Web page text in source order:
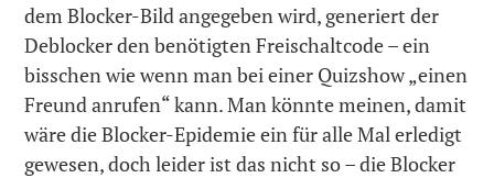
dem Blocker-Bild angegeben wird, generiert der
Deblocker den benötigten Freischaltcode – ein
bisschen wie wenn man bei einer Quizshow „einen
Freund anrufen“ kann. Man könnte meinen, damit
wäre die Blocker-Epidemie ein für alle Mal erledigt
gewesen, doch leider ist das nicht so – die Blocker